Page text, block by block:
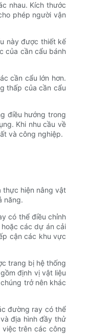
nhau. Kích thước
phép người vận
này được thiết kế
của cần cẩu bánh
cần cẩu lớn hơn.
thấp của cần cẩu
điều hướng trong
Khi nhu cầu về
và công nghiệp.
thực hiện nâng vật
năng.
có thể điều chỉnh
các dự án cải
cận các khu vực
trang bị hệ thống
định vị vật liệu
trở nên khác
đường ray có thể
địa hình đầy thử
trên các công